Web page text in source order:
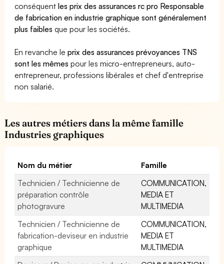
conséquentles prix des assurances rc pro Responsable
de fabrication en industrie graphique sont généralement
plus faibles que pour les sociétés.
En revanche leprix des assurances prévoyances TNS
sont les mêmes pour les micro-entrepreneurs, auto-
entrepreneur, professions libérales et chef d'entreprise
non salarié.
Les autres métiers dans la même famille
Industries graphiques
Nom du métier
Famille
Technicien / Technicienne de
préparation contrôle
photogravure
COMMUNICATION,
MEDIA ET
MULTIMEDIA
Technicien / Technicienne de
fabrication-deviseur en industrie
graphique
COMMUNICATION,
MEDIA ET
MULTIMEDIA